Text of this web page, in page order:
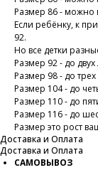
Размер 86 - можно
Если ребёнку, к
92.
Но все детки
Размер 92 - до двух
Размер 98 - до трех
Размер 104 - до
Размер 110 - до
Размер 116 - до
Размер это рост
Доставка и Оплата
Доставка и Оплата
САМОВЫВОЗ